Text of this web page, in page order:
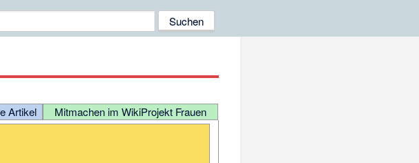
Artikel Mitmachen im WikiProjekt Frauen